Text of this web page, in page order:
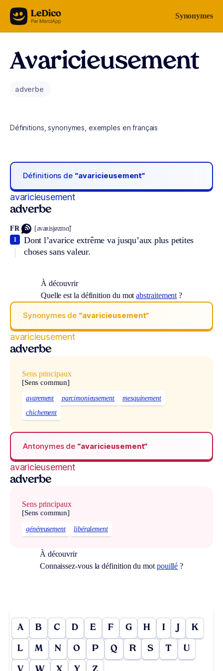
Aller au contenu Synonymes
Avaricieusement
adverbe
Définitions, synonymes, exemples en français
Définitions de “avaricieusement“
avaricieusement
adverbe
FR [avaʀisjøzmɑ̃]
Dont l’avarice extrême va jusqu’aux plus petites
choses sans valeur.
1
À découvrir
Quelle est la définition du motabstraitement ?
Synonymes de “avaricieusement“
avaricieusement
adverbe
Sens principaux
[Sens commun]
avarement parcimonieusement
mesquinement
chichement
Antonymes de “avaricieusement“
avaricieusement
adverbe
Sens principaux
[Sens commun]
généreusement libéralement
À découvrir
Connaissez-vous la définition du mot pouillé ?
A B C D E F G H I J K
L M N O P Q R S T U